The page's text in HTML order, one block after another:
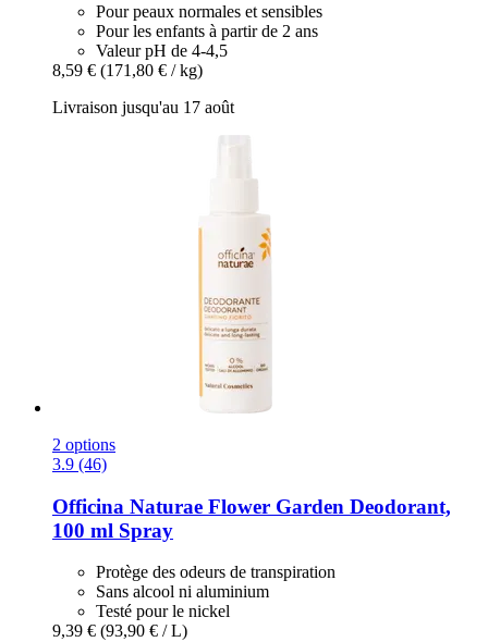
Pour peaux normales et sensibles
Pour les enfants à partir de 2 ans
Valeur pH de 4-4,5
8,59 € (171,80 € / kg)
Livraison jusqu'au 17 août
2 options
3.9 (46)
Officina Naturae Flower Garden Deodorant,
100 ml Spray
Protège des odeurs de transpiration
Sans alcool ni aluminium
Testé pour le nickel
9,39 € (93,90 € / L)